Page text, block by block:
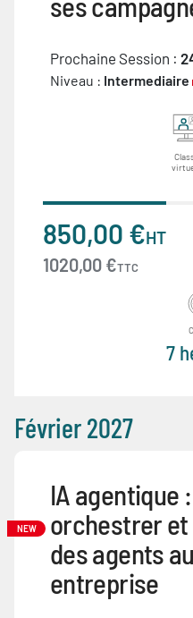
Prochaine Session :
Niveau : Intermediaire
850,00 €HT
1020,00 €TTC
7
Février 2027
NEW
IA agentique
orchestrer et
des agents
entreprise